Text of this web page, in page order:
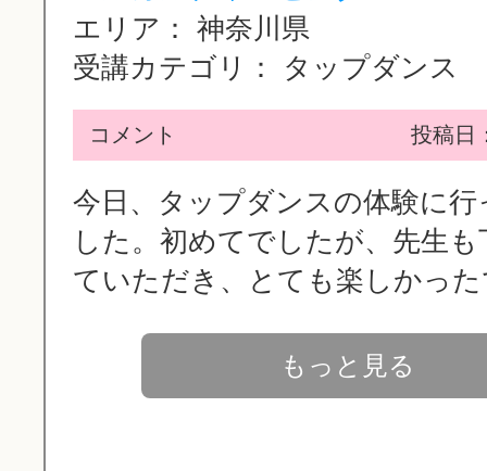
エリア： 神奈川県
受講カテゴリ：
タップダンス
コメント 投稿日
今日、タップダンスの体験に
した。初めてでしたが、先生
ていただき、とても楽しかっ
もっと見る